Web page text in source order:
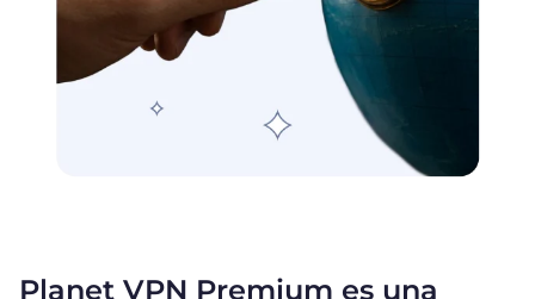
Planet VPN Premium es una